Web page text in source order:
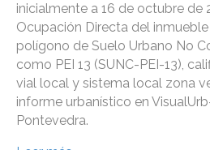
inicialmente a 16 de octubre de
Ocupación Directa del
polígono de Suelo Urbano No
como PEI 13 (SUNC-PEI-13),
vial local y sistema local zona
informe urbanístico en
Pontevedra.